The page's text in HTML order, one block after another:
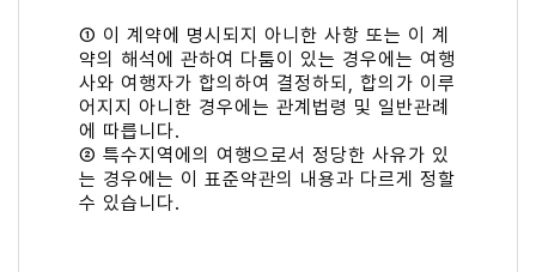
① 이 계약에 명시되지 아니한 사항 또는 이 계
약의 해석에 관하여 다툼이 있는 경우에는 여행
사와 여행자가 합의하여 결정하되, 합의가 이루
어지지 아니한 경우에는 관계법령 및 일반관례
에 따릅니다.
② 특수지역에의 여행으로서 정당한 사유가 있
는 경우에는 이 표준약관의 내용과 다르게 정할
수 있습니다.